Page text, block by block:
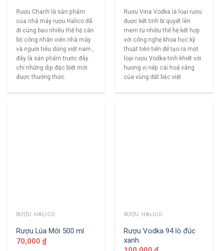
Rượu Chanh là sản phẩm
của nhà máy rượu Halico đã
đi cùng bao nhiêu thế hệ cán
bộ công nhân viên nhà máy
và người tiêu dùng việt nam ,
đây là sản phẩm trước đây
chỉ những dịp đặc biệt mới
được thưởng thức.
Rượu Vina Vodka là loại rượu
được kết tinh bí quyết lên
mem từ nhiều thế hệ kết hợp
với công nghệ khoa học kỹ
thuật tiên tiến để tạo ra một
loại rượu Vodka tinh khiết với
hương vị nếp cái hoá vàng
của vùng đất bắc việt
RƯỢU HALICO
Rượu Lúa Mới 500 ml
70,000 ₫
RƯỢU HALICO
Rượu Vodka 94 lò đúc
xanh